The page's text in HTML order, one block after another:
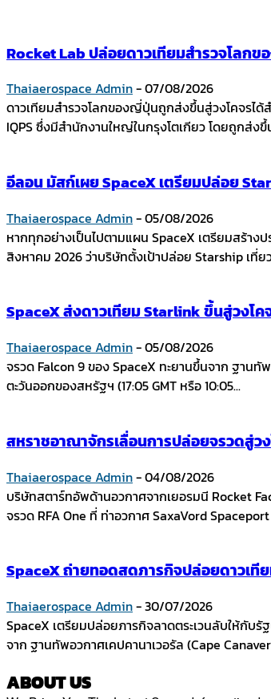
Rocket Lab ปล่อยดาวเทียมสำรวจโลก
Thaiaerospace Admin-07/08/2026
ดาวเทียมสำรวจโลกของญี่ปุ่นถูกส่งขึ้นสู่วงโคจรได้
IQPS ซึ่งมีสำนักงานใหญ่ในกรุงโตเกียว โดยถูกส่ง
อีลอน มัสก์เผย SpaceX เตรียมปล่อย
Thaiaerospace Admin-05/08/2026
หากทุกอย่างเป็นไปตามแผน SpaceX เตรียมสร้าง
สิงหาคม 2026 ว่าบริษัทตั้งเป้าปล่อย Starship เที่
SpaceX ส่งดาวเทียม Starlink ขึ้นสู่วงโ
Thaiaerospace Admin-05/08/2026
จรวด Falcon 9 ของ SpaceX ทะยานขึ้นจาก ฐาน
ตะวันออกของสหรัฐฯ (17:05 GMT หรือ 10:05...
สหราชอาณาจักรเลื่อนการปล่อยจรวดสู่
Thaiaerospace Admin-04/08/2026
บริษัทสตาร์ทอัพด้านอวกาศจากเยอรมนี Rocket
จรวด RFA One ที่ ท่าอวกาศ SaxaVord
SpaceX ถ่ายทอดสดภารกิจปล่อยดาวเ
Thaiaerospace Admin-30/07/2026
SpaceX เตรียมปล่อยภารกิจลาดตระเวนลับให้กับ
จาก ฐานทัพอวกาศเคปคานาเวอรัล (Cape
ABOUT US